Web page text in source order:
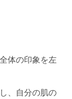
体の印象を左
、自分の肌の